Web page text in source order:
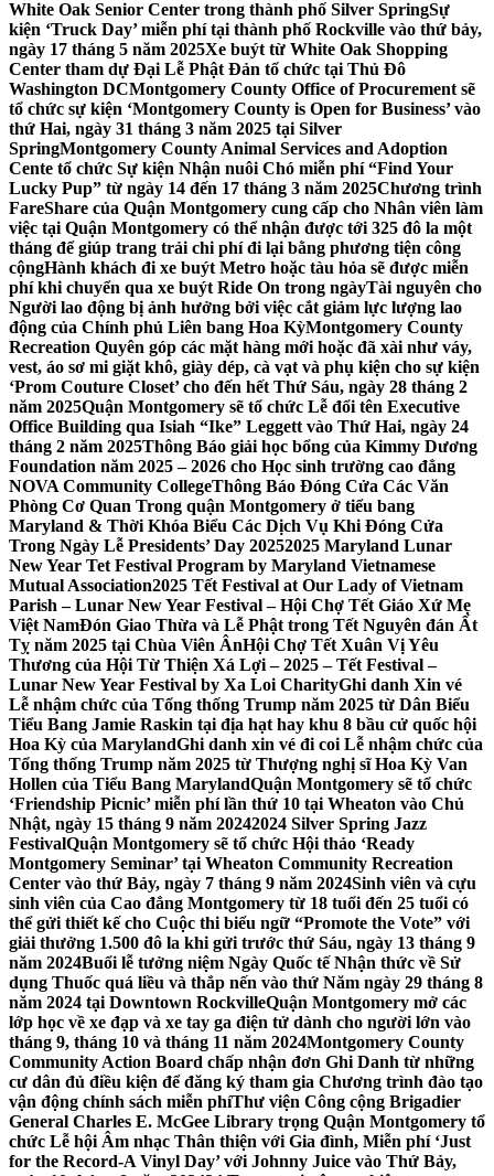
White Oak Senior Center trong thành phố Silver SpringSự
kiện ‘Truck Day’ miễn phí tại thành phố Rockville vào thứ bảy,
ngày 17 tháng 5 năm 2025Xe buýt từ White Oak Shopping
Center tham dự Đại Lễ Phật Đản tổ chức tại Thủ Đô
Washington DCMontgomery County Office of Procurement sẽ
tổ chức sự kiện ‘Montgomery County is Open for Business’ vào
thứ Hai, ngày 31 tháng 3 năm 2025 tại Silver
SpringMontgomery County Animal Services and Adoption
Cente tổ chức Sự kiện Nhận nuôi Chó miễn phí “Find Your
Lucky Pup” từ ngày 14 đến 17 tháng 3 năm 2025Chương trình
FareShare của Quận Montgomery cung cấp cho Nhân viên làm
việc tại Quận Montgomery có thể nhận được tới 325 đô la một
tháng để giúp trang trải chi phí đi lại bằng phương tiện công
cộngHành khách đi xe buýt Metro hoặc tàu hỏa sẽ được miễn
phí khi chuyển qua xe buýt Ride On trong ngàyTài nguyên cho
Người lao động bị ảnh hưởng bởi việc cắt giảm lực lượng lao
động của Chính phủ Liên bang Hoa KỳMontgomery County
Recreation Quyên góp các mặt hàng mới hoặc đã xài như váy,
vest, áo sơ mi giặt khô, giày dép, cà vạt và phụ kiện cho sự kiện
‘Prom Couture Closet’ cho đến hết Thứ Sáu, ngày 28 tháng 2
năm 2025Quận Montgomery sẽ tổ chức Lễ đổi tên Executive
Office Building qua Isiah “Ike” Leggett vào Thứ Hai, ngày 24
tháng 2 năm 2025Thông Báo giải học bổng của Kimmy Dương
Foundation năm 2025 – 2026 cho Học sinh trường cao đẳng
NOVA Community CollegeThông Báo Đóng Cửa Các Văn
Phòng Cơ Quan Trong quận Montgomery ở tiểu bang
Maryland & Thời Khóa Biểu Các Dịch Vụ Khi Đóng Cửa
Trong Ngày Lễ Presidents’ Day 20252025 Maryland Lunar
New Year Tet Festival Program by Maryland Vietnamese
Mutual Association2025 Tết Festival at Our Lady of Vietnam
Parish – Lunar New Year Festival – Hội Chợ Tết Giáo Xứ Mẹ
Việt NamĐón Giao Thừa và Lễ Phật trong Tết Nguyên đán Ất
Tỵ năm 2025 tại Chùa Viên ÂnHội Chợ Tết Xuân Vị Yêu
Thương của Hội Từ Thiện Xá Lợi – 2025 – Tết Festival –
Lunar New Year Festival by Xa Loi CharityGhi danh Xin vé
Lễ nhậm chức của Tổng thống Trump năm 2025 từ Dân Biểu
Tiểu Bang Jamie Raskin tại địa hạt hay khu 8 bầu cử quốc hội
Hoa Kỳ của MarylandGhi danh xin vé đi coi Lễ nhậm chức của
Tổng thống Trump năm 2025 từ Thượng nghị sĩ Hoa Kỳ Van
Hollen của Tiểu Bang MarylandQuận Montgomery sẽ tổ chức
‘Friendship Picnic’ miễn phí lần thứ 10 tại Wheaton vào Chủ
Nhật, ngày 15 tháng 9 năm 20242024 Silver Spring Jazz
FestivalQuận Montgomery sẽ tổ chức Hội thảo ‘Ready
Montgomery Seminar’ tại Wheaton Community Recreation
Center vào thứ Bảy, ngày 7 tháng 9 năm 2024Sinh viên và cựu
sinh viên của Cao đẳng Montgomery từ 18 tuổi đến 25 tuổi có
thể gửi thiết kế cho Cuộc thi biểu ngữ “Promote the Vote” với
giải thưởng 1.500 đô la khi gửi trước thứ Sáu, ngày 13 tháng 9
năm 2024Buổi lễ tưởng niệm Ngày Quốc tế Nhận thức về Sử
dụng Thuốc quá liều và thắp nến vào thứ Năm ngày 29 tháng 8
năm 2024 tại Downtown RockvilleQuận Montgomery mở các
lớp học về xe đạp và xe tay ga điện tử dành cho người lớn vào
tháng 9, tháng 10 và tháng 11 năm 2024Montgomery County
Community Action Board chấp nhận đơn Ghi Danh từ những
cư dân đủ điều kiện để đăng ký tham gia Chương trình đào tạo
vận động chính sách miễn phíThư viện Công cộng Brigadier
General Charles E. McGee Library trọng Quận Montgomery tổ
chức Lễ hội Âm nhạc Thân thiện với Gia đình, Miễn phí ‘Just
for the Record-A Vinyl Day’ với Johnny Juice vào Thứ Bảy,